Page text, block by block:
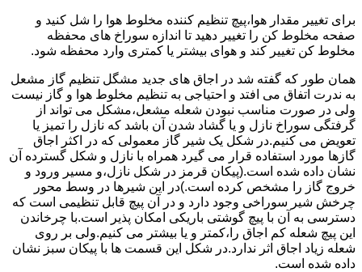
برای تغییر مقدار هوا،پیچ تنظیم کننده مخلوط هوا را شل کنید و
صفحه مخلوط کن را تغییر دهید تا اندازه سوراخ های محفظه
مخلوط کن تغییر کند و هوای بیشتر یا کمتری وارد محفظه شود.
همان طور که گفته شد در اجاق های جدید مشگل تنظیم گاز مشعل
به ندرت اتفاق می افتد و احتیاجی به تنظیم مخلوط هوا و گاز نیست
ولی در صورت مناسب نبودن شعله مشعل،مشکل می تواند از
گرفتگی سوراخ نازل و یا گشاد شدن آن باشد که نازل را تمیز یا
تعویض می کنیم.در شکل یک شیر گاز معمولی که در اکثر اجاق
گازها مورد استفاده قرار می گیرد همراه با نازل و شکل گسترده آن
نشان داده شده است.(پیکان قرمز در شکل نازل،و مسیر ورود و
خروج گاز را مشخص کرده است.)در این شیرها در وسط محور
چرخش شیر سوراخی وجود دارد و در آن پیچ قابل تنظیمی است که
دسترسی به آن با پیچ گوشتی باریکی امکان پذیر است.با چرخاندن
این پیچ شعله کم اجاق را،کمتر و یا بیشتر می کنیم.ولی بر روی
شعله زیاد اجاق اثر ندارد.در شکل این قسمت ها با پیکان سبز نشان
داده شده است.